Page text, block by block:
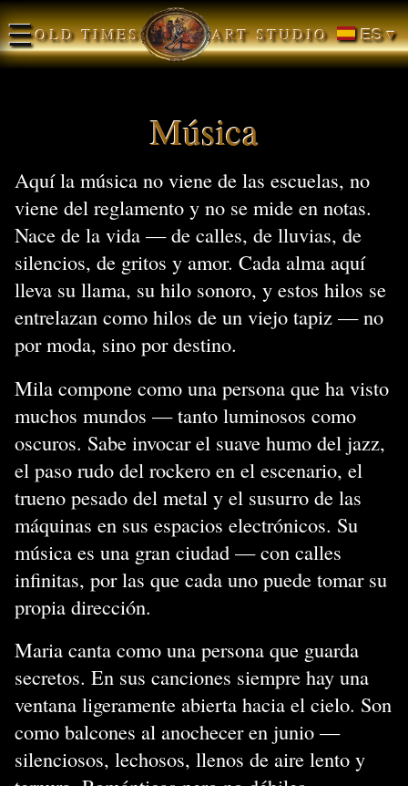
☰OLD TIMES ART STUDIO ES ▾
Música
Aquí la música no viene de las escuelas, no
viene del reglamento y no se mide en notas.
Nace de la vida — de calles, de lluvias, de
silencios, de gritos y amor. Cada alma aquí
lleva su llama, su hilo sonoro, y estos hilos se
entrelazan como hilos de un viejo tapiz — no
por moda, sino por destino.
Mila compone como una persona que ha visto
muchos mundos — tanto luminosos como
oscuros. Sabe invocar el suave humo del jazz,
el paso rudo del rockero en el escenario, el
trueno pesado del metal y el susurro de las
máquinas en sus espacios electrónicos. Su
música es una gran ciudad — con calles
infinitas, por las que cada uno puede tomar su
propia dirección.
Maria canta como una persona que guarda
secretos. En sus canciones siempre hay una
ventana ligeramente abierta hacia el cielo. Son
como balcones al anochecer en junio —
silenciosos, lechosos, llenos de aire lento y